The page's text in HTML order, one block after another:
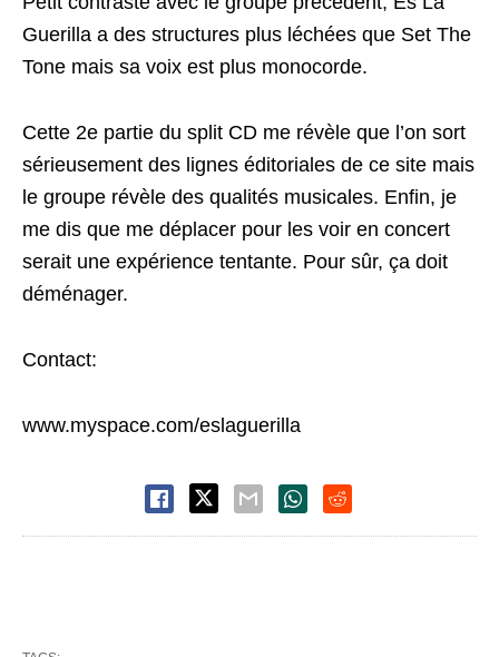
Guerilla a des structures plus léchées que Set The
Tone mais sa voix est plus monocorde.
Cette 2e partie du split CD me révèle que l’on sort
sérieusement des lignes éditoriales de ce site mais
le groupe révèle des qualités musicales. Enfin, je
me dis que me déplacer pour les voir en concert
serait une expérience tentante. Pour sûr, ça doit
déménager.
Contact:
www.myspace.com/eslaguerilla